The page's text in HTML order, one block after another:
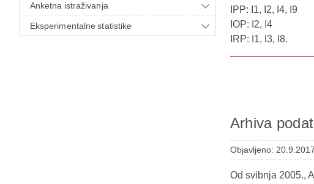
Anketna istraživanja
Eksperimentalne statistike
IPP: I1, I2, I4, I9
IOP: I2, I4
IRP: I1, I3, I8.
Arhiva
Objavljeno: 20.9.2017.
Od svibnja 2005.,